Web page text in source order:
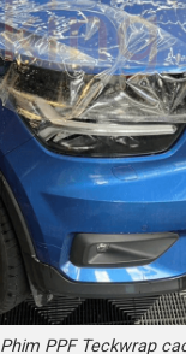
Phim PPF Teckwrap